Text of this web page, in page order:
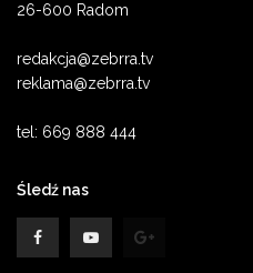
26-600 Radom
redakcja@zebrra.tv
reklama@zebrra.tv
tel: 669 888 444
Śledź nas